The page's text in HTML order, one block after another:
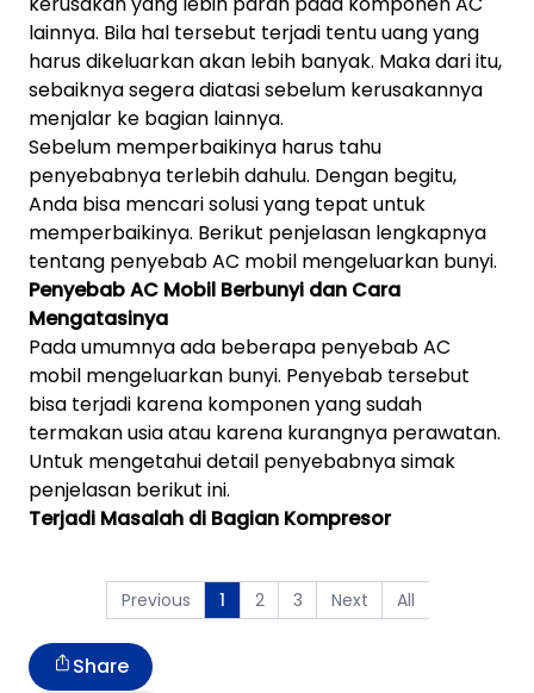
lainnya. Bila hal tersebut terjadi tentu uang yang
harus dikeluarkan akan lebih banyak. Maka dari itu,
sebaiknya segera diatasi sebelum kerusakannya
menjalar ke bagian lainnya.
Sebelum memperbaikinya harus tahu
penyebabnya terlebih dahulu. Dengan begitu,
Anda bisa mencari solusi yang tepat untuk
memperbaikinya. Berikut penjelasan lengkapnya
tentang penyebab AC mobil mengeluarkan bunyi.
Penyebab AC Mobil Berbunyi dan Cara
Mengatasinya
Pada umumnya ada beberapa penyebab AC
mobil mengeluarkan bunyi. Penyebab tersebut
bisa terjadi karena komponen yang sudah
termakan usia atau karena kurangnya perawatan.
Untuk mengetahui detail penyebabnya simak
penjelasan berikut ini.
Terjadi Masalah di Bagian Kompresor
Previous 1 2 3 Next All
Share